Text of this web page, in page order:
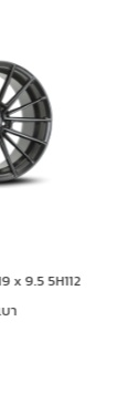
5H112